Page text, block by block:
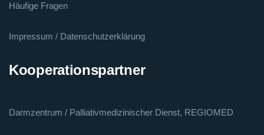
Häufige Fragen
Impressum / Datenschutzerklärung
Kooperationspartner
Darmzentrum / Palliativmedizinischer Dienst, REGIOMED